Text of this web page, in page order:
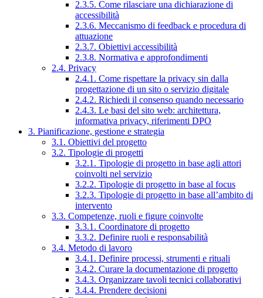
2.3.5. Come rilasciare una dichiarazione di
accessibilità
2.3.6. Meccanismo di feedback e procedura di
attuazione
2.3.7. Obiettivi accessibilità
2.3.8. Normativa e approfondimenti
2.4. Privacy
2.4.1. Come rispettare la privacy sin dalla
progettazione di un sito o servizio digitale
2.4.2. Richiedi il consenso quando necessario
2.4.3. Le basi del sito web: architettura,
informativa privacy, riferimenti DPO
3. Pianificazione, gestione e strategia
3.1. Obiettivi del progetto
3.2. Tipologie di progetti
3.2.1. Tipologie di progetto in base agli attori
coinvolti nel servizio
3.2.2. Tipologie di progetto in base al focus
3.2.3. Tipologie di progetto in base all’ambito di
intervento
3.3. Competenze, ruoli e figure coinvolte
3.3.1. Coordinatore di progetto
3.3.2. Definire ruoli e responsabilità
3.4. Metodo di lavoro
3.4.1. Definire processi, strumenti e rituali
3.4.2. Curare la documentazione di progetto
3.4.3. Organizzare tavoli tecnici collaborativi
3.4.4. Prendere decisioni